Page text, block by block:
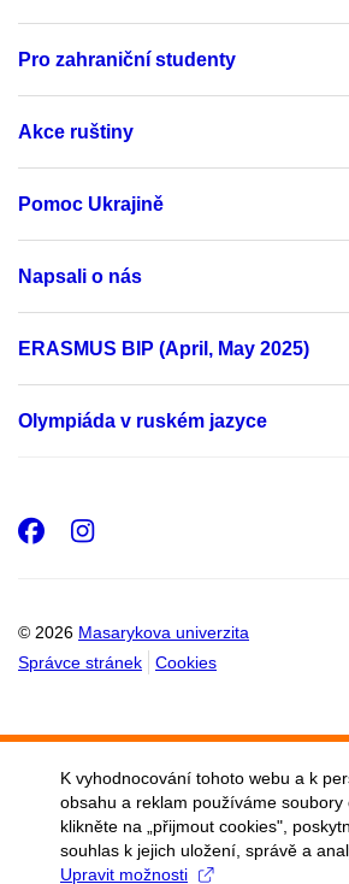
Pro zahraniční studenty
Akce ruštiny
Pomoc Ukrajině
Napsali o nás
ERASMUS BIP (April, May 2025)
Olympiáda v ruském jazyce
© 2026 Masarykova univerzita
Správce stránek
Cookies
Facebook
Instagram
K vyhodnocování tohoto webu a k
obsahu a reklam používáme soubory
klikněte na „přijmout cookies",
souhlas k jejich uložení, správě a
Upravit možnosti